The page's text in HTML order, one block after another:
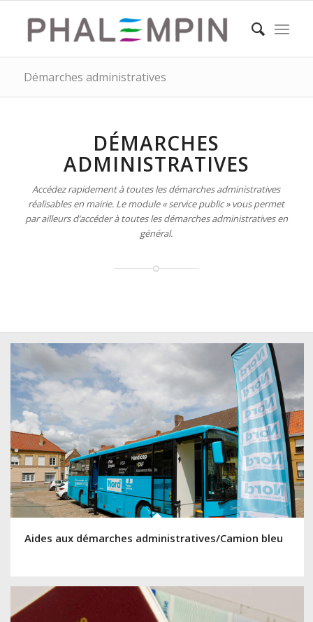
Démarches administratives
DÉMARCHES
ADMINISTRATIVES
Accédez rapidement à toutes les démarches administratives
réalisables en mairie. Le module « service public » vous permet
par ailleurs d’accéder à toutes les démarches administratives en
général.
Aides aux démarches administratives/Camion bleu